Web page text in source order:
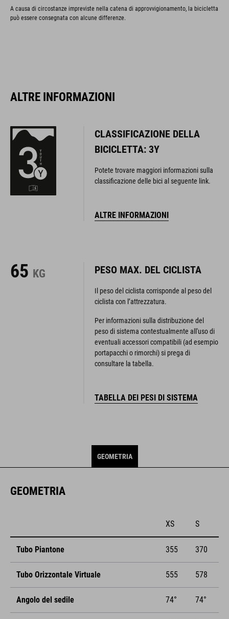
A causa di circostanze impreviste nella catena di approvvigionamento, la bicicletta
può essere consegnata con alcune differenze.
ALTRE INFORMAZIONI
CLASSIFICAZIONE DELLA
BICICLETTA: 3Y
Potete trovare maggiori informazioni sulla
classificazione delle bici al seguente link.
ALTRE INFORMAZIONI
65 KG PESO MAX. DEL CICLISTA
Il peso del ciclista corrisponde al peso del
ciclista con l’attrezzatura.
Per informazioni sulla distribuzione del
peso di sistema contestualmente all'uso di
eventuali accessori compatibili (ad esempio
portapacchi o rimorchi) si prega di
consultare la tabella.
TABELLA DEI PESI DI SISTEMA
GEOMETRIA
GEOMETRIA
XS S
Tubo Piantone 355 370
Tubo Orizzontale Virtuale 555 578
Angolo del sedile 74° 74°